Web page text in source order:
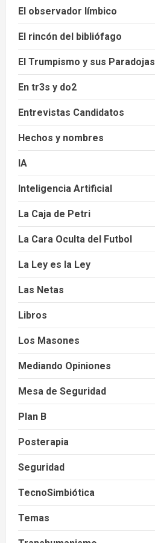
El observador límbico
El rincón del bibliófago
El Trumpismo y sus Paradojas
En tr3s y do2
Entrevistas Candidatos
Hechos y nombres
IA
Inteligencia Artificial
La Caja de Petri
La Cara Oculta del Futbol
La Ley es la Ley
Las Netas
Libros
Los Masones
Mediando Opiniones
Mesa de Seguridad
Plan B
Posterapia
Seguridad
TecnoSimbiótica
Temas